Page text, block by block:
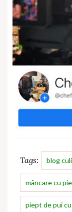
Tags: blog
mâncare cu
piept de pui cu